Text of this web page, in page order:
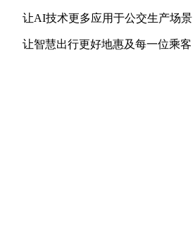
让AI技术更多应用于公交生产场景
让智慧出行更好地惠及每一位乘客